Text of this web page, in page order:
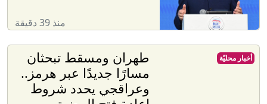
منذ 39 دقيقة
طهران ومسقط تبحثان
مسارًا جديدًا عبر هرمز..
وعراقجي يحدد شروط
أخبار محليّة